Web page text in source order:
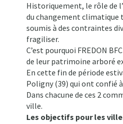
Historiquement, le rôle de
du changement climatique
soumis à des contraintes
fragiliser.
C’est pourquoi FREDON
de leur patrimoine arboré
En cette fin de période
Poligny (39) qui ont confié
Dans chacune de ces 2
ville.
Les objectifs pour les